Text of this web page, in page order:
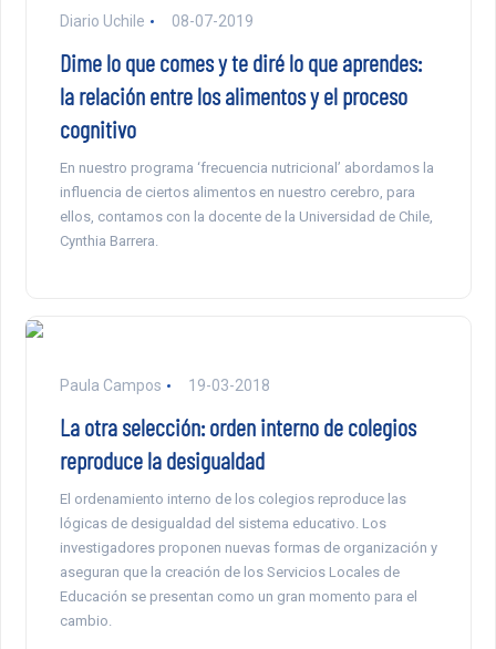
Diario Uchile 08-07-2019
Dime lo que comes y te diré lo que aprendes:
la relación entre los alimentos y el proceso
cognitivo
En nuestro programa ‘frecuencia nutricional’ abordamos la
influencia de ciertos alimentos en nuestro cerebro, para
ellos, contamos con la docente de la Universidad de Chile,
Cynthia Barrera.
Paula Campos 19-03-2018
La otra selección: orden interno de colegios
reproduce la desigualdad
El ordenamiento interno de los colegios reproduce las
lógicas de desigualdad del sistema educativo. Los
investigadores proponen nuevas formas de organización y
aseguran que la creación de los Servicios Locales de
Educación se presentan como un gran momento para el
cambio.